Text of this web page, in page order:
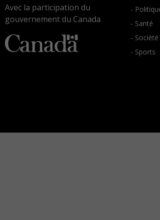
Avec la participation du
gouvernement du Canada
-
- Santé
- Société
- Sports